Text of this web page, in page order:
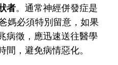
者。通常神經併發症是
媽必須特別留意，如果
病徵，應迅速送往醫學
，避免病情惡化。